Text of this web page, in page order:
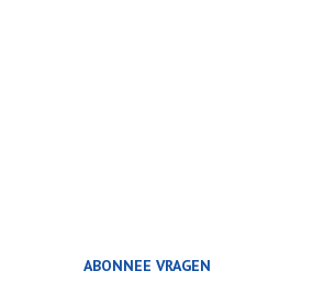
ABONNEE VRAGEN